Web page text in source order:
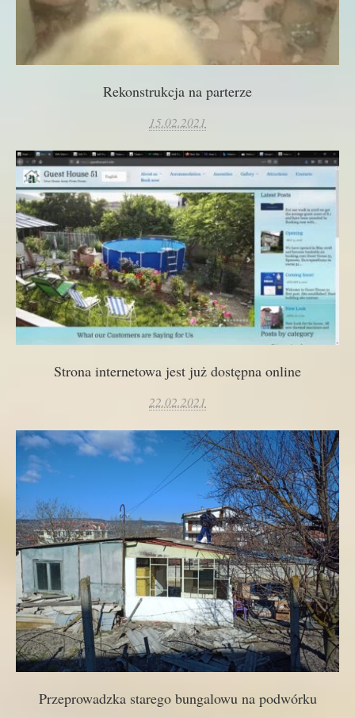
Rekonstrukcja na parterze
15.02.2021
Strona internetowa jest już dostępna online
22.02.2021
Przeprowadzka starego bungalowu na podwórku